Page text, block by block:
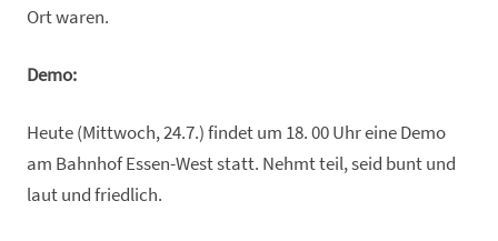
Ort waren.
Demo:
Heute (Mittwoch, 24.7.) findet um 18. 00 Uhr eine Demo
am Bahnhof Essen-West statt. Nehmt teil, seid bunt und
laut und friedlich.